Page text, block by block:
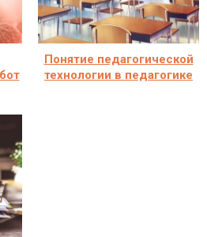
Понятие педагогической
технологии в педагогике